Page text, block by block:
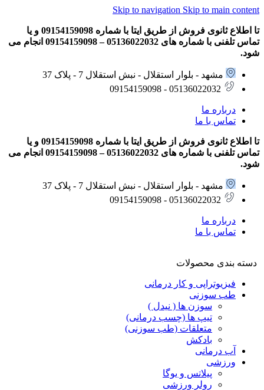
Skip to navigation Skip to main content
تا اطلاع ثانوی فروش از طریق ایتا با شماره 09154159098 و یا
تماس تلفنی با شماره های 05136022032 – 09154159098 انجام می
شود.
مشهد - بلوار استقلال - نبش استقلال 7 - پلاک 37
05136022032 - 09154159098
درباره ما
تماس با ما
تا اطلاع ثانوی فروش از طریق ایتا با شماره 09154159098 و یا
تماس تلفنی با شماره های 05136022032 – 09154159098 انجام می
شود.
مشهد - بلوار استقلال - نبش استقلال 7 - پلاک 37
05136022032 - 09154159098
درباره ما
تماس با ما
دسته بندی محصولات
فیزیوتراپی و کار درمانی
طب سوزنی
سوزن ها ( نیدل )
تیپ ها (چسب درمانی)
متعلقات (طب سوزنی)
بادکش
آب درمانی
ورزشی
پیلاتس و یوگا
رولر ورزشی